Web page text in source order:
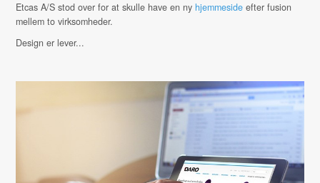
Etcas A/S stod over for at skulle have en ny hjemmeside efter fusion
mellem to virksomheder.
Design er lever...